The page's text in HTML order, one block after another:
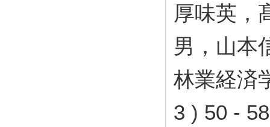
厚味英，
男，山本
林業経済
3 ) 50 -